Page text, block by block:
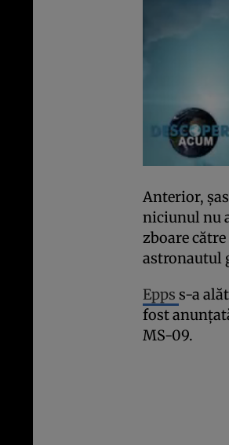
Anterior,
niciunul nu
zboare
astronautul
Epps s-a
fost
MS-09.